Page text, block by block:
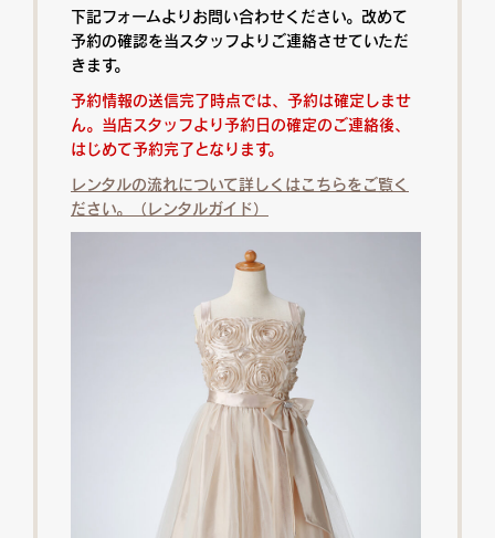
下記フォームよりお問い合わせください。改めて
予約の確認を当スタッフよりご連絡させていただ
きます。
予約情報の送信完了時点では、予約は確定しませ
ん。当店スタッフより予約日の確定のご連絡後、
はじめて予約完了となります。
レンタルの流れについて詳しくはこちらをご覧く
ださい。（レンタルガイド）